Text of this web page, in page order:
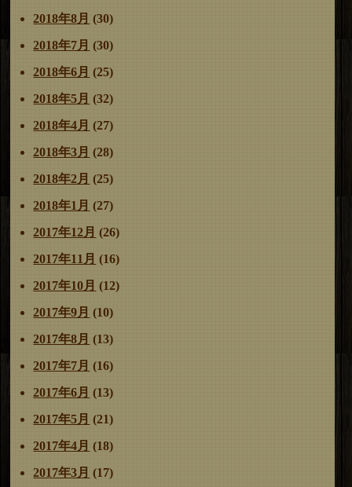
2018年8月 (30)
2018年7月 (30)
2018年6月 (25)
2018年5月 (32)
2018年4月 (27)
2018年3月 (28)
2018年2月 (25)
2018年1月 (27)
2017年12月 (26)
2017年11月 (16)
2017年10月 (12)
2017年9月 (10)
2017年8月 (13)
2017年7月 (16)
2017年6月 (13)
2017年5月 (21)
2017年4月 (18)
2017年3月 (17)